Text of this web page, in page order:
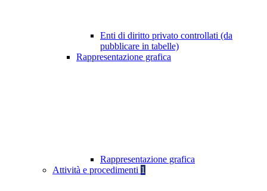
Enti di diritto privato controllati (da
pubblicare in tabelle)
Rappresentazione grafica
Rappresentazione grafica
Attività e procedimenti 1